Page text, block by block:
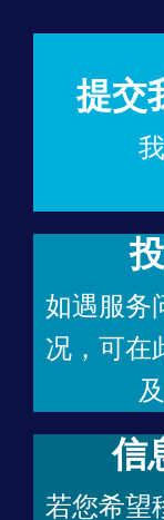
提交
如遇服务
况，可在
信
若您希望